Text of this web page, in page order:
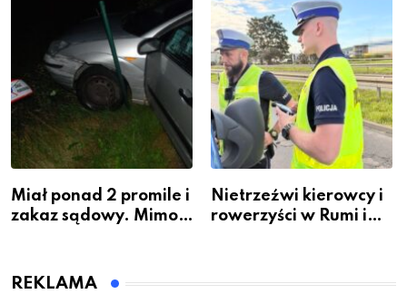
gdzie się go nauczyć?
Miał ponad 2 promile i
zakaz sądowy. Mimo
Bolszewie i uderzył w
Nietrzeźwi kierowcy i
rowerzyści w Rumi i
REKLAMA